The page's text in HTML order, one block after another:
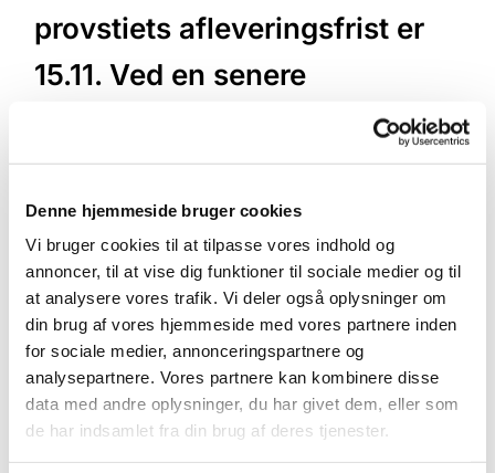
Denne hjemmeside bruger cookies
Vi bruger cookies til at tilpasse vores indhold og
annoncer, til at vise dig funktioner til sociale medier og til
at analysere vores trafik. Vi deler også oplysninger om
din brug af vores hjemmeside med vores partnere inden
for sociale medier, annonceringspartnere og
analysepartnere. Vores partnere kan kombinere disse
data med andre oplysninger, du har givet dem, eller som
de har indsamlet fra din brug af deres tjenester.
provstiets afleveringsfrist er
15.11. Ved en senere
individuelt. En tidligere
afleveringsfrist bør ikke
forekomme, men er det
alligevel tilfældet, afta